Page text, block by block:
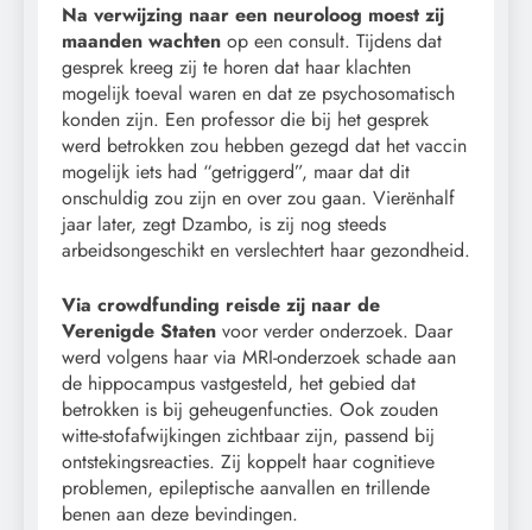
Na verwijzing naar een neuroloog moest zij
maanden wachten op een consult. Tijdens dat
gesprek kreeg zij te horen dat haar klachten
mogelijk toeval waren en dat ze psychosomatisch
konden zijn. Een professor die bij het gesprek
werd betrokken zou hebben gezegd dat het vaccin
mogelijk iets had “getriggerd”, maar dat dit
onschuldig zou zijn en over zou gaan. Vierënhalf
jaar later, zegt Dzambo, is zij nog steeds
arbeidsongeschikt en verslechtert haar gezondheid.
Via crowdfunding reisde zij naar de
Verenigde Staten voor verder onderzoek. Daar
werd volgens haar via MRI-onderzoek schade aan
de hippocampus vastgesteld, het gebied dat
betrokken is bij geheugenfuncties. Ook zouden
witte-stofafwijkingen zichtbaar zijn, passend bij
ontstekingsreacties. Zij koppelt haar cognitieve
problemen, epileptische aanvallen en trillende
benen aan deze bevindingen.